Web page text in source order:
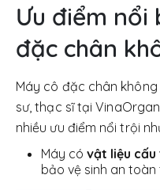
Ưu điểm nổi
đặc chân
Máy cô đặc chân
sư, thạc sĩ tại
nhiều ưu điểm nổi trội
Máy có vật liệu cấu
bảo vệ sinh an toàn